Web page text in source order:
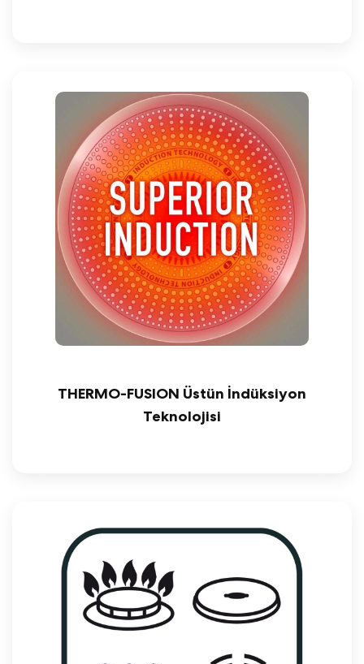
THERMO-FUSION Üstün İndüksiyon
Teknolojisi